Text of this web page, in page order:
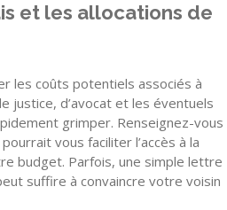
et les allocations de
les coûts potentiels associés à
justice, d’avocat et les éventuels
grimper. Renseignez-vous
vous faciliter l’accès à la
budget. Parfois, une simple lettre
suffire à convaincre votre voisin